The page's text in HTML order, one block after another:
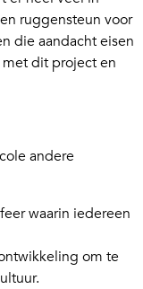
ruggensteun voor
die aandacht eisen
dit project en
andere
waarin iedereen
om te